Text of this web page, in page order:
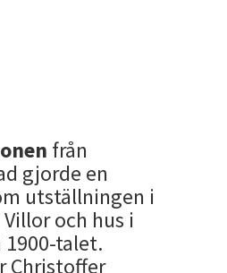
från
gjorde en
utställningen i
och hus i
1900-talet.
Christoffer